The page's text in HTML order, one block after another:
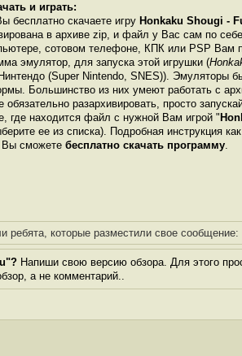
и играть:
бесплатно скачаете игру Honkaku Shougi -
в архиве zip, и файл у Вас сам по
сотовом телефоне, КПК или PSP Вам
эмулятор, для запуска этой игрушки (
(Super Nintendo, SNES)). Эмуляторы
Большинство из них умеют работать с
обязательно разархивировать, просто
где находится файл с нужной Вам игрой "
ее из списка). Подробная инструкция
сможете бесплатно скачать программу.
ребята, которые разместили свое сообщение:
Напиши свою версию обзора. Для этого
а не комментарий..